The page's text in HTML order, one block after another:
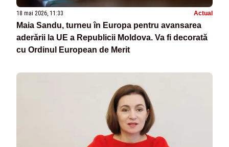
18 mai 2026, 11:33 Actual
Maia Sandu, turneu în Europa pentru avansarea
aderării la UE a Republicii Moldova. Va fi decorată
cu Ordinul European de Merit